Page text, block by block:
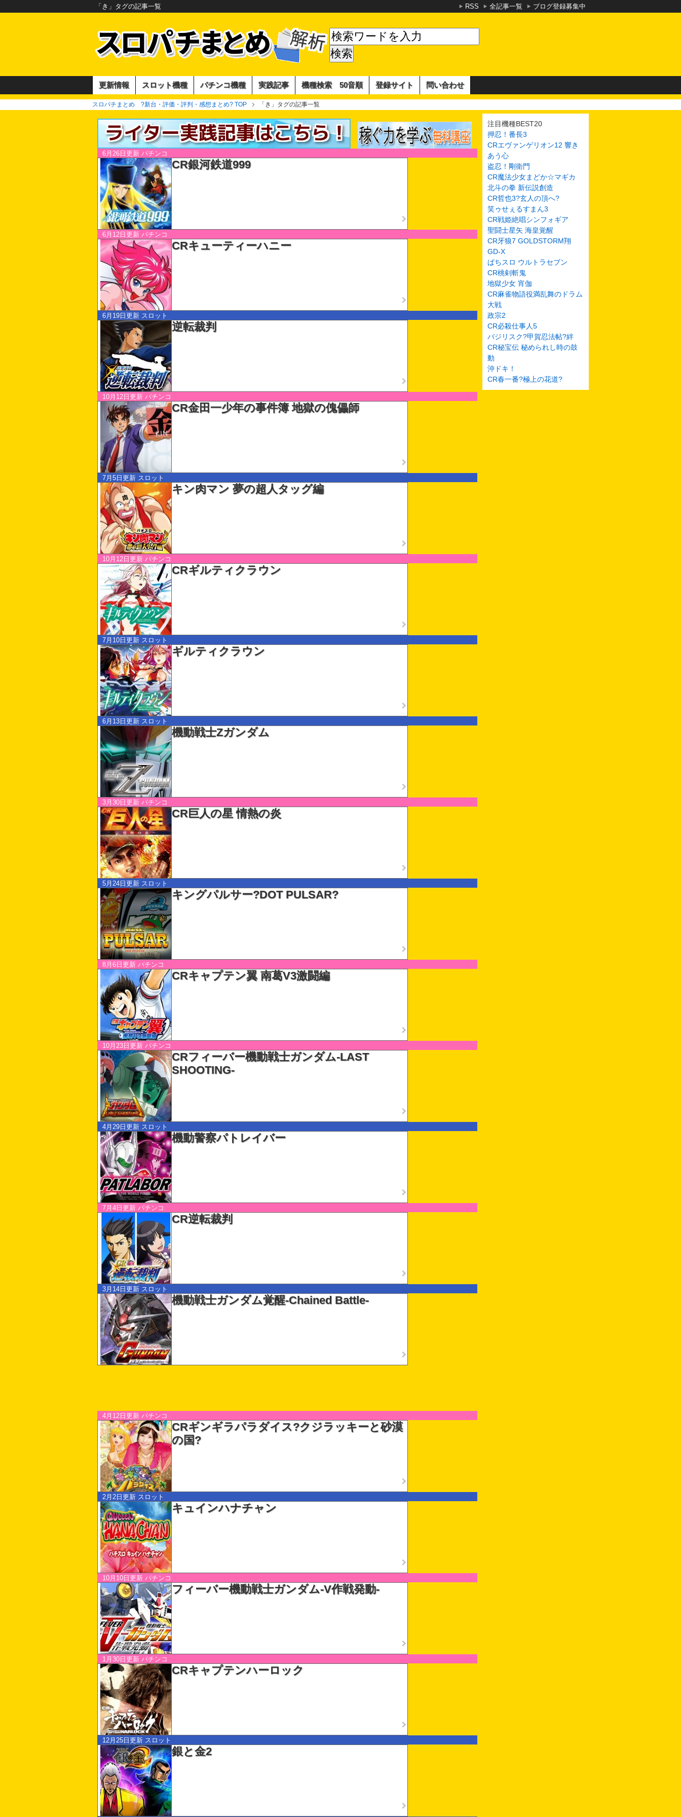
「き」タグの記事一覧 RSS 全記事一覧 ブログ登録募集中
更新情報 スロット機種 パチンコ機種 実践記事 機種検索 50音順 登録サイト 問い合わせ
スロパチまとめ ?新台・評価・評判・感想まとめ? TOP 「き」タグの記事一覧
6月26日更新 パチンコ
CR銀河鉄道999
6月12日更新 パチンコ
CRキューティーハニー
6月19日更新 スロット
逆転裁判
10月12日更新 パチンコ
CR金田一少年の事件簿 地獄の傀儡師
7月5日更新 スロット
キン肉マン 夢の超人タッグ編
10月12日更新 パチンコ
CRギルティクラウン
7月10日更新 スロット
ギルティクラウン
6月13日更新 スロット
機動戦士Zガンダム
3月30日更新 パチンコ
CR巨人の星 情熱の炎
5月24日更新 スロット
キングパルサー?DOT PULSAR?
8月6日更新 パチンコ
CRキャプテン翼 南葛V3激闘編
10月23日更新 パチンコ
CRフィーバー機動戦士ガンダム-LAST
SHOOTING-
4月29日更新 スロット
機動警察パトレイバー
7月4日更新 パチンコ
CR逆転裁判
3月14日更新 スロット
機動戦士ガンダム覚醒-Chained Battle-
4月12日更新 パチンコ
CRギンギラパラダイス?クジラッキーと砂漠
の国?
2月2日更新 スロット
キュインハナチャン
10月10日更新 パチンコ
フィーバー機動戦士ガンダム-V作戦発動-
1月30日更新 パチンコ
CRキャプテンハーロック
12月25日更新 スロット
銀と金2
注目機種BEST20
押忍！番長3
CRエヴァンゲリオン12 響き
あう心
盗忍！剛衛門
CR魔法少女まどか☆マギカ
北斗の拳 新伝説創造
CR哲也3?玄人の頂へ?
笑ゥせぇるすまん3
CR戦姫絶唱シンフォギア
聖闘士星矢 海皇覚醒
CR牙狼7 GOLDSTORM翔
GD-X
ぱちスロ ウルトラセブン
CR桃剣斬鬼
地獄少女 宵伽
CR麻雀物語役満乱舞のドラム
大戦
政宗2
CR必殺仕事人5
バジリスク?甲賀忍法帖?絆
CR秘宝伝 秘められし時の鼓
動
沖ドキ！
CR春一番?極上の花道?